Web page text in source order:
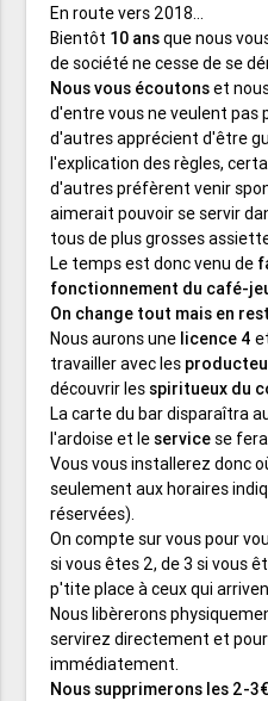
En route vers 2018...
Bientôt 10 ansque nous
de société ne cesse de se
Nous vous écoutonset
d'entre vous ne veulent pas
d'autres apprécient d'être
l'explication des règles,
d'autres préfèrent venir
aimerait pouvoir se servir
tous de plus grosses
Le temps est donc venu de
fonctionnement du café-
On change tout mais en
Nous aurons une licence 4
travailler avec les
découvrir lesspiritueux du
La carte du bar disparaîtra
l'ardoise et leservicese fera
Vous vous installerez donc
seulement aux horaires
réservées).
On compte sur vous pour
si vous êtes 2, de 3 si vous
p'tite place à ceux qui
Nous libèrerons
servirez directement et
immédiatement.
Nous supprimerons les 2-